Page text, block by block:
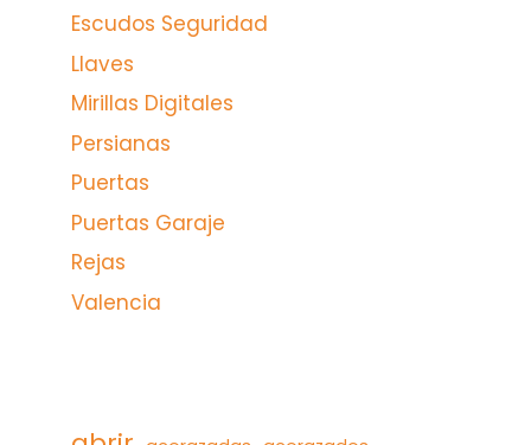
Escudos Seguridad
Llaves
Mirillas Digitales
Persianas
Puertas
Puertas Garaje
Rejas
Valencia